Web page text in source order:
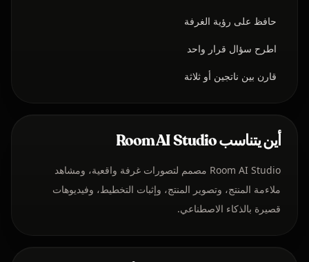
حافظ على رؤية الغرفة
اطرح سؤال قرار واحد
قارن بين ناتجين أو ثلاثة
أين يتناسب Room AI Studio
Room AI Studio مصمم لتصورات غرفة واقعية، ومشاهد
ملاءمة المنتج، وتصوير المنتج، وإثبات التخطيط، وفيديوهات
قصيرة بالذكاء الاصطناعي.